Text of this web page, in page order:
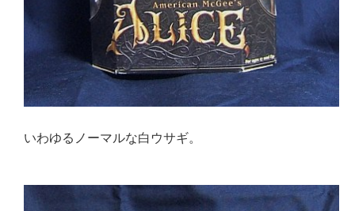
いわゆるノーマルな白ウサギ。